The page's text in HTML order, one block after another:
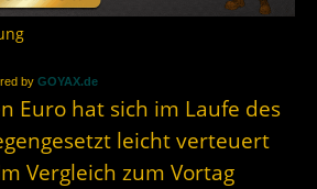
by GOYAX.de
Euro hat sich im Laufe des
leicht verteuert
Vergleich zum Vortag